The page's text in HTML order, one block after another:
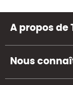
A propos de
Nous